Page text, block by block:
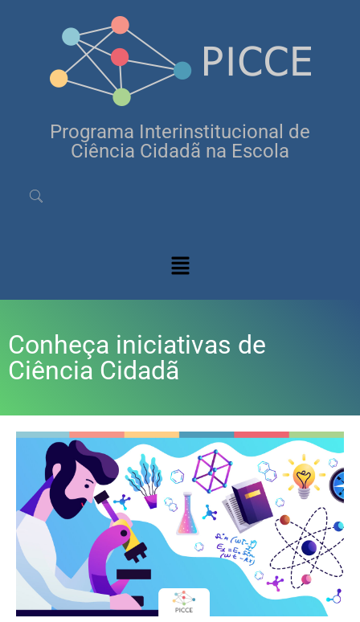
Programa Interinstitucional de
Ciência Cidadã na Escola
Conheça iniciativas de
Ciência Cidadã